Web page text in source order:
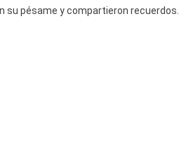
su pésame y compartieron recuerdos.